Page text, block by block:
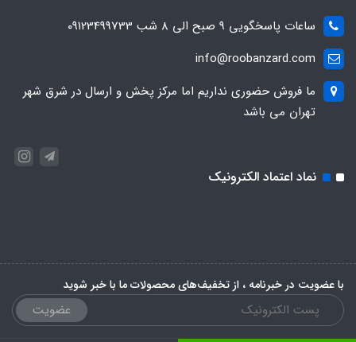
ساعات پاسخگویی ۹ صبح الی ۸ شب ۰۹۱23499733
info@roobanzard.com
ما فروش حضوری نداریم اما مرکز پخش و ارسال در شرق شهر
تهران می باشد
نماد اعتماد الکترونیک
با عضویت در خبرنامه ، از تخفیف‌های محصولات ما با خبر شوید
عضویت